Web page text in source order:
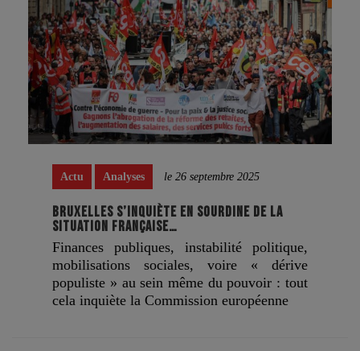
Actu Analyses le 26 septembre 2025
BRUXELLES S’INQUIÈTE EN SOURDINE DE LA
SITUATION FRANÇAISE…
Finances publiques, instabilité politique,
mobilisations sociales, voire « dérive
populiste » au sein même du pouvoir : tout
cela inquiète la Commission européenne